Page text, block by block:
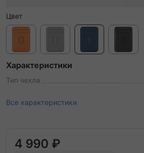
Цвет
Характеристики
Тип чехла
Все характеристики
4 990 ₽